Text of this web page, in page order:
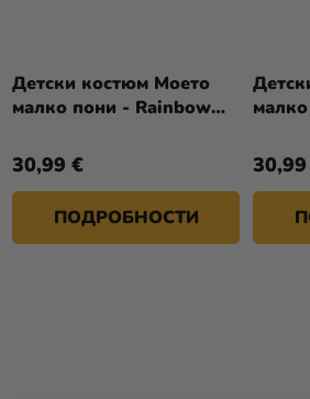
Детски костюм Моето
малко пони - Rainbow
30,99 €
ПОДРОБНОСТИ